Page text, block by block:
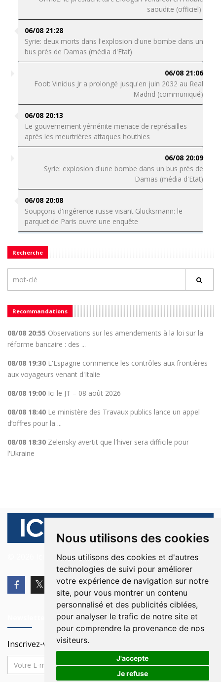
Nous utilisons des cookies
Nous utilisons des cookies et d'autres
technologies de suivi pour améliorer
votre expérience de navigation sur notre
site, pour vous montrer un contenu
personnalisé et des publicités ciblées,
pour analyser le trafic de notre site et
pour comprendre la provenance de nos
visiteurs.
J'accepte
Je refuse
saoudite (officiel)
06/08 21:28
Syrie: deux morts dans l'explosion d'une bombe dans un
bus près de Damas (média d'Etat)
06/08 21:06
Foot: Vinicius Jr a prolongé jusqu'en juin 2032 au Real
Madrid (communiqué)
06/08 20:13
Le gouvernement yéménite menace de représailles
après les meurtrières attaques houthies
06/08 20:09
Syrie: explosion d'une bombe dans un bus près de
Damas (média d'Etat)
06/08 20:08
Soupçons d'ingérence russe visant Glucksmann: le
parquet de Paris ouvre une enquête
Recherche
Recommandations
08/08 20:55 Observations sur les amendements à la loi sur la
réforme bancaire : des ...
08/08 19:30 L'Espagne commence les contrôles aux frontières
aux voyageurs venant d'Italie
08/08 19:00 Ici le JT – 08 août 2026
08/08 18:40 Le ministère des Travaux publics lance un appel
d’offres pour la ...
08/08 18:30 Zelensky avertit que l'hiver sera difficile pour
l'Ukraine
© 2026 Ici Beyrouth. Tous les droits sont réservés.
Inscrivez-vous à notre Newsletter